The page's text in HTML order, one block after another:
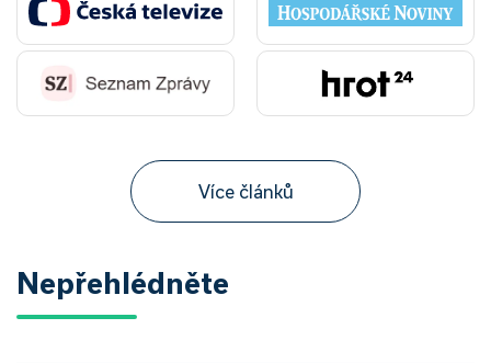
Více článků
Nepřehlédněte